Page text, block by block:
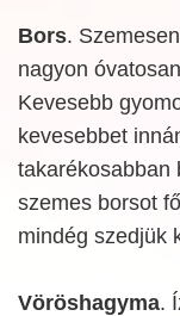
Bors.
nagyon
Kevesebb
kevesebbet
takarékosabban
szemes borsot
mindég szedjük
Vöröshagyma.